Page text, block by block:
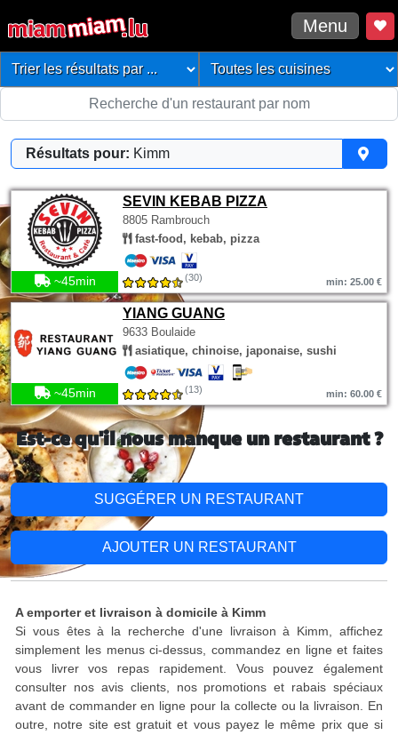
Menu
Résultats pour: Kimm
SEVIN KEBAB PIZZA
8805 Rambrouch
fast-food, kebab, pizza
~45min (30) min: 25.00 €
YIANG GUANG
9633 Boulaide
asiatique, chinoise, japonaise, sushi
~45min (13) min: 60.00 €
Est-ce qu'il nous manque un restaurant ?
SUGGÉRER UN RESTAURANT
AJOUTER UN RESTAURANT
A emporter et livraison à domicile à Kimm
Si vous êtes à la recherche d'une livraison à Kimm, affichez
simplement les menus ci-dessus, commandez en ligne et faites
vous livrer vos repas rapidement. Vous pouvez également
consulter nos avis clients, nos promotions et rabais spéciaux
avant de commander en ligne pour la collecte ou la livraison. En
outre, notre site est gratuit et vous payez le même prix que si